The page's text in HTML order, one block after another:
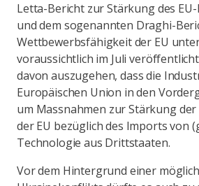
Letta-Bericht zur Stärkung des
und dem sogenannten Draghi-
Wettbewerbsfähigkeit der EU
voraussichtlich im Juli
davon auszugehen, dass die
Europäischen Union in den
um Massnahmen zur Stärkung
der EU bezüglich des Imports von
Technologie aus Drittstaaten.
Vor dem Hintergrund einer